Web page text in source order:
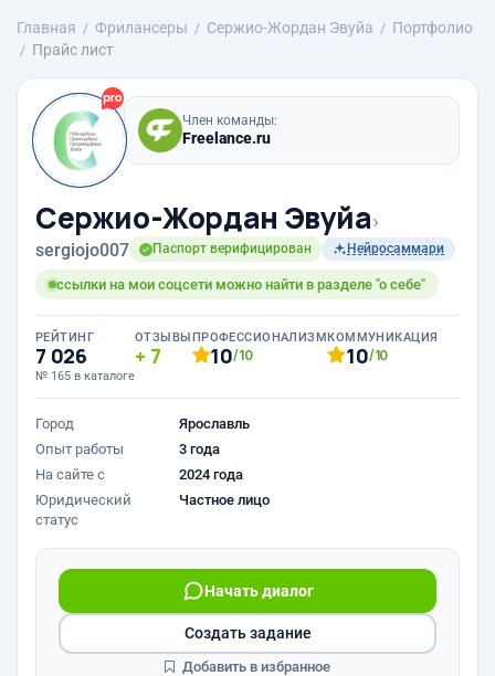
Главная Фрилансеры Сержио-Жордан Эвуйа
Портфолио
Прайс лист
Член команды:
Freelance.ru
Сержио-Жордан Эвуйа›
sergiojo007 Паспорт верифицирован Нейросаммари
ссылки на мои соцсети можно найти в разделе "о себе"
РЕЙТИНГ
7 026
№ 165 в каталоге
ОТЗЫВЫ
7
ПРОФЕССИОНАЛИЗМ
10/10
КОММУНИКАЦИЯ
10/10
Город
Ярославль
Опыт работы
3 года
На сайте с
2024 года
Юридический
статус
Частное лицо
Начать диалог
Создать задание
Добавить в избранное